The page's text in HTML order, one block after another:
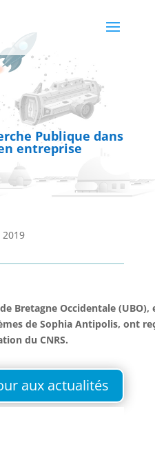
Publique dans
entreprise
2019
Bretagne Occidentale
de Sophia Antipolis, ont
du CNRS.
aux actualités